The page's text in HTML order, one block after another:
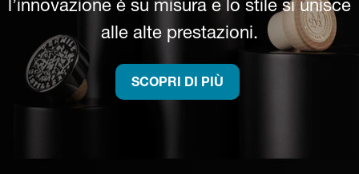
l’innovazione è su misura e lo stile si unisce
alle alte prestazioni.
SCOPRI DI PIÙ